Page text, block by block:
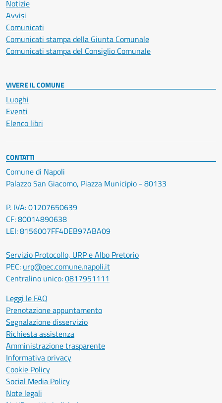
Notizie
Avvisi
Comunicati
Comunicati stampa della Giunta Comunale
Comunicati stampa del Consiglio Comunale
VIVERE IL COMUNE
Luoghi
Eventi
Elenco libri
CONTATTI
Comune di Napoli
Palazzo San Giacomo, Piazza Municipio - 80133
P. IVA: 01207650639
CF: 80014890638
LEI: 8156007FF4DEB97ABA09
Servizio Protocollo, URP e Albo Pretorio
PEC: urp@pec.comune.napoli.it
Centralino unico:0817951111
Leggi le FAQ
Prenotazione appuntamento
Segnalazione disservizio
Richiesta assistenza
Amministrazione trasparente
Informativa privacy
Cookie Policy
Social Media Policy
Note legali